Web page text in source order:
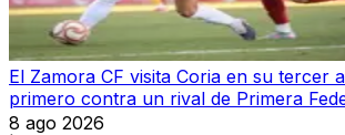
El Zamora CF visita Coria en su tercer
primero contra un rival de Primera
8 ago 2026